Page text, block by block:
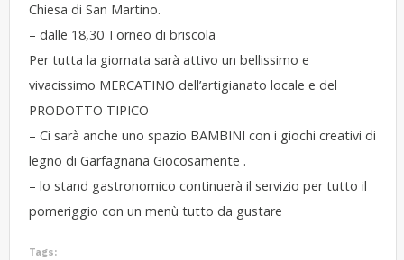
Chiesa di San Martino.
– dalle 18,30 Torneo di briscola
Per tutta la giornata sarà attivo un bellissimo e
vivacissimo MERCATINO dell’artigianato locale e del
PRODOTTO TIPICO
– Ci sarà anche uno spazio BAMBINI con i giochi creativi di
legno di Garfagnana Giocosamente .
– lo stand gastronomico continuerà il servizio per tutto il
pomeriggio con un menù tutto da gustare
Tags: